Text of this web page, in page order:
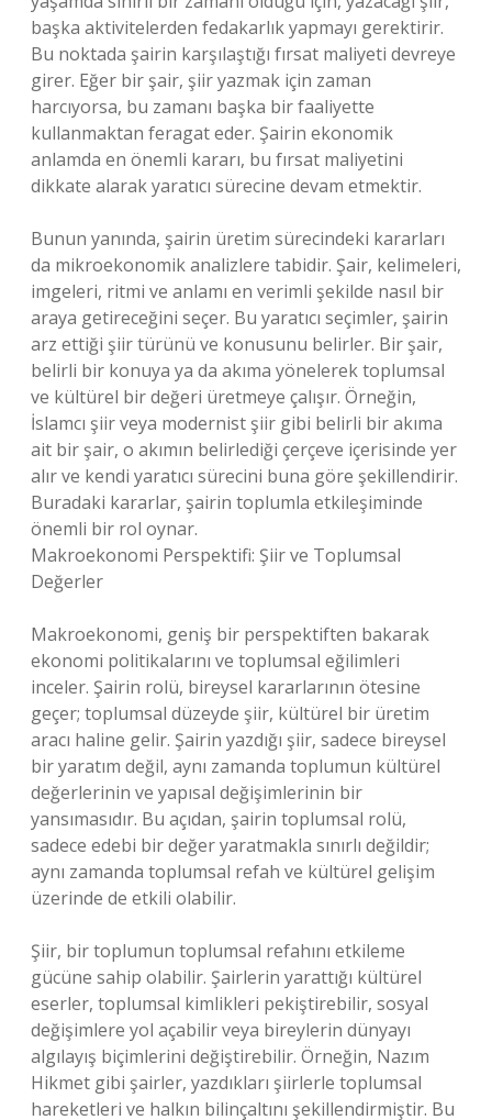
başka aktivitelerden fedakarlık yapmayı gerektirir.
Bu noktada şairin karşılaştığı fırsat maliyeti devreye
girer. Eğer bir şair, şiir yazmak için zaman
harcıyorsa, bu zamanı başka bir faaliyette
kullanmaktan feragat eder. Şairin ekonomik
anlamda en önemli kararı, bu fırsat maliyetini
dikkate alarak yaratıcı sürecine devam etmektir.
Bunun yanında, şairin üretim sürecindeki kararları
da mikroekonomik analizlere tabidir. Şair, kelimeleri,
imgeleri, ritmi ve anlamı en verimli şekilde nasıl bir
araya getireceğini seçer. Bu yaratıcı seçimler, şairin
arz ettiği şiir türünü ve konusunu belirler. Bir şair,
belirli bir konuya ya da akıma yönelerek toplumsal
ve kültürel bir değeri üretmeye çalışır. Örneğin,
İslamcı şiir veya modernist şiir gibi belirli bir akıma
ait bir şair, o akımın belirlediği çerçeve içerisinde yer
alır ve kendi yaratıcı sürecini buna göre şekillendirir.
Buradaki kararlar, şairin toplumla etkileşiminde
önemli bir rol oynar.
Makroekonomi Perspektifi: Şiir ve Toplumsal
Değerler
Makroekonomi, geniş bir perspektiften bakarak
ekonomi politikalarını ve toplumsal eğilimleri
inceler. Şairin rolü, bireysel kararlarının ötesine
geçer; toplumsal düzeyde şiir, kültürel bir üretim
aracı haline gelir. Şairin yazdığı şiir, sadece bireysel
bir yaratım değil, aynı zamanda toplumun kültürel
değerlerinin ve yapısal değişimlerinin bir
yansımasıdır. Bu açıdan, şairin toplumsal rolü,
sadece edebi bir değer yaratmakla sınırlı değildir;
aynı zamanda toplumsal refah ve kültürel gelişim
üzerinde de etkili olabilir.
Şiir, bir toplumun toplumsal refahını etkileme
gücüne sahip olabilir. Şairlerin yarattığı kültürel
eserler, toplumsal kimlikleri pekiştirebilir, sosyal
değişimlere yol açabilir veya bireylerin dünyayı
algılayış biçimlerini değiştirebilir. Örneğin, Nazım
Hikmet gibi şairler, yazdıkları şiirlerle toplumsal
hareketleri ve halkın bilinçaltını şekillendirmiştir. Bu